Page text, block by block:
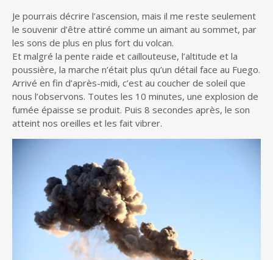
Je pourrais décrire l’ascension, mais il me reste seulement
le souvenir d’être attiré comme un aimant au sommet, par
les sons de plus en plus fort du volcan.
Et malgré la pente raide et caillouteuse, l’altitude et la
poussière, la marche n’était plus qu’un détail face au Fuego.
Arrivé en fin d’après-midi, c’est au coucher de soleil que
nous l’observons. Toutes les 10 minutes, une explosion de
fumée épaisse se produit. Puis 8 secondes après, le son
atteint nos oreilles et les fait vibrer.